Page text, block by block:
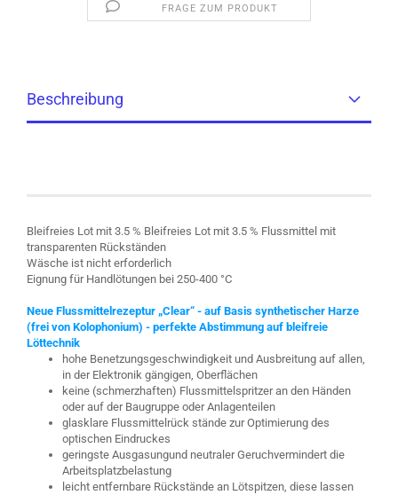
FRAGE ZUM PRODUKT
Beschreibung
Bleifreies Lot mit 3.5 % Bleifreies Lot mit 3.5 % Flussmittel mit
transparenten Rückständen
Wäsche ist nicht erforderlich
Eignung für Handlötungen bei 250-400 °C
Neue Flussmittelrezeptur „Clear“ - auf Basis synthetischer Harze
(frei von Kolophonium) - perfekte Abstimmung auf bleifreie
Löttechnik
hohe Benetzungsgeschwindigkeit und Ausbreitung auf allen,
in der Elektronik gängigen, Oberflächen
keine (schmerzhaften) Flussmittelspritzer an den Händen
oder auf der Baugruppe oder Anlagenteilen
glasklare Flussmittelrück stände zur Optimierung des
optischen Eindruckes
geringste Ausgasungund neutraler Geruchvermindert die
Arbeitsplatzbelastung
leicht entfernbare Rückstände an Lötspitzen, diese lassen